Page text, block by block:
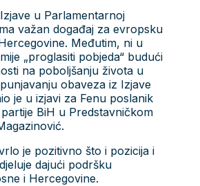
u Parlamentarnoj
važan događaj za evropsku
Međutim, ni u
„proglasiti pobjeda“ budući
na poboljšanju života u
obaveza iz Izjave
je u izjavi za Fenu poslanik
BiH u Predstavničkom
je pozitivno što i pozicija i
dajući podršku
i Hercegovine.